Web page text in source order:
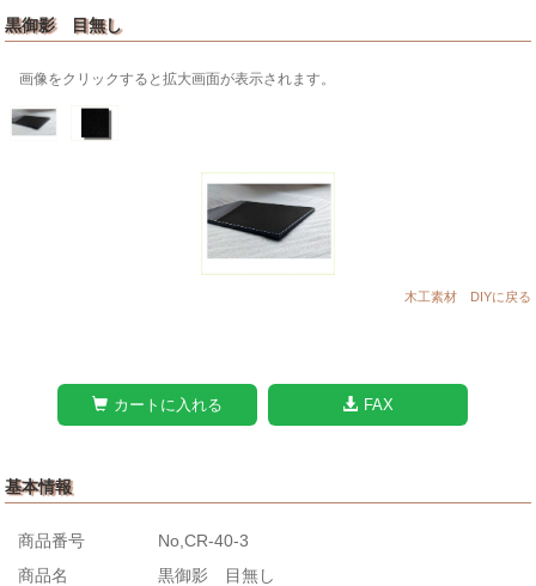
黒御影 目無し
画像をクリックすると拡大画面が表示されます。
木工素材 DIYに戻る
カートに入れる FAX
基本情報
商品番号
No,CR-40-3
商品名
黒御影 目無し